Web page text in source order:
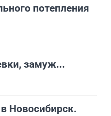
потепления
замуж...
Новосибирск.